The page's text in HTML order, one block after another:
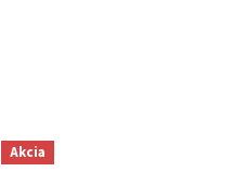
Akcia